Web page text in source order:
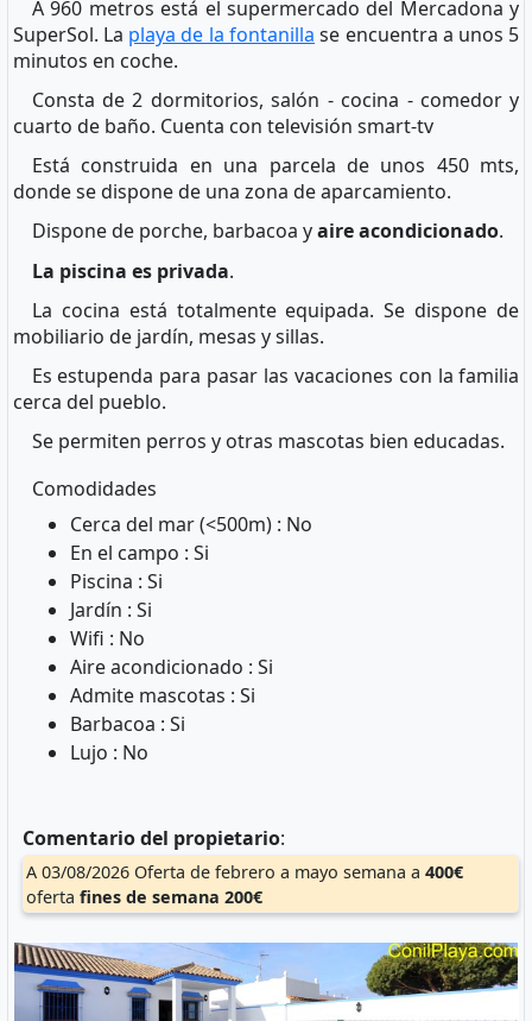
A 960 metros está el supermercado del Mercadona y
SuperSol. La playa de la fontanilla se encuentra a unos 5
minutos en coche.
Consta de 2 dormitorios, salón - cocina - comedor y
cuarto de baño. Cuenta con televisión smart-tv
Está construida en una parcela de unos 450 mts,
donde se dispone de una zona de aparcamiento.
Dispone de porche, barbacoa yaire acondicionado.
La piscina es privada.
La cocina está totalmente equipada. Se dispone de
mobiliario de jardín, mesas y sillas.
Es estupenda para pasar las vacaciones con la familia
cerca del pueblo.
Se permiten perros y otras mascotas bien educadas.
Comodidades
Cerca del mar (<500m) : No
En el campo : Si
Piscina : Si
Jardín : Si
Wifi : No
Aire acondicionado : Si
Admite mascotas : Si
Barbacoa : Si
Lujo : No
Comentario del propietario:
A 03/08/2026 Oferta de febrero a mayo semana a400€
ofertafines de semana 200€